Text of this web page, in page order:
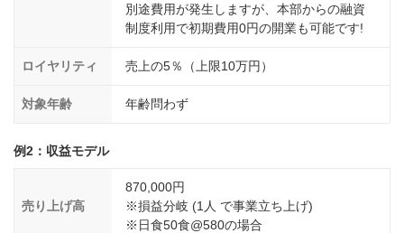
別途費用が発生しますが、本部からの融資
制度利用で初期費用0円の開業も可能です!
ロイヤリティ 売上の5％（上限10万円）
対象年齢 年齢問わず
例2：収益モデル
売り上げ高
870,000円
※損益分岐 (1人 で事業立ち上げ)
※日食50食@580の場合